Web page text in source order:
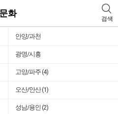
문화
검색
안양/과천
광명/시흥
고양/파주(4)
오산/안산(1)
성남/용인 (2)